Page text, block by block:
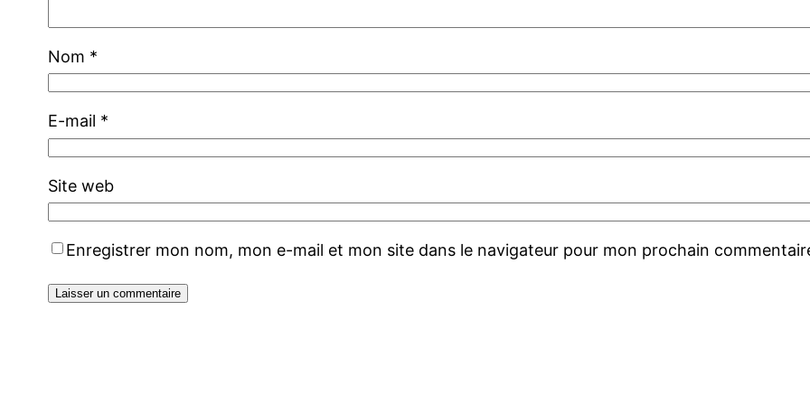
Nom *
E-mail *
Site web
Enregistrer mon nom, mon e-mail et mon site dans le navigateur pour mon prochain